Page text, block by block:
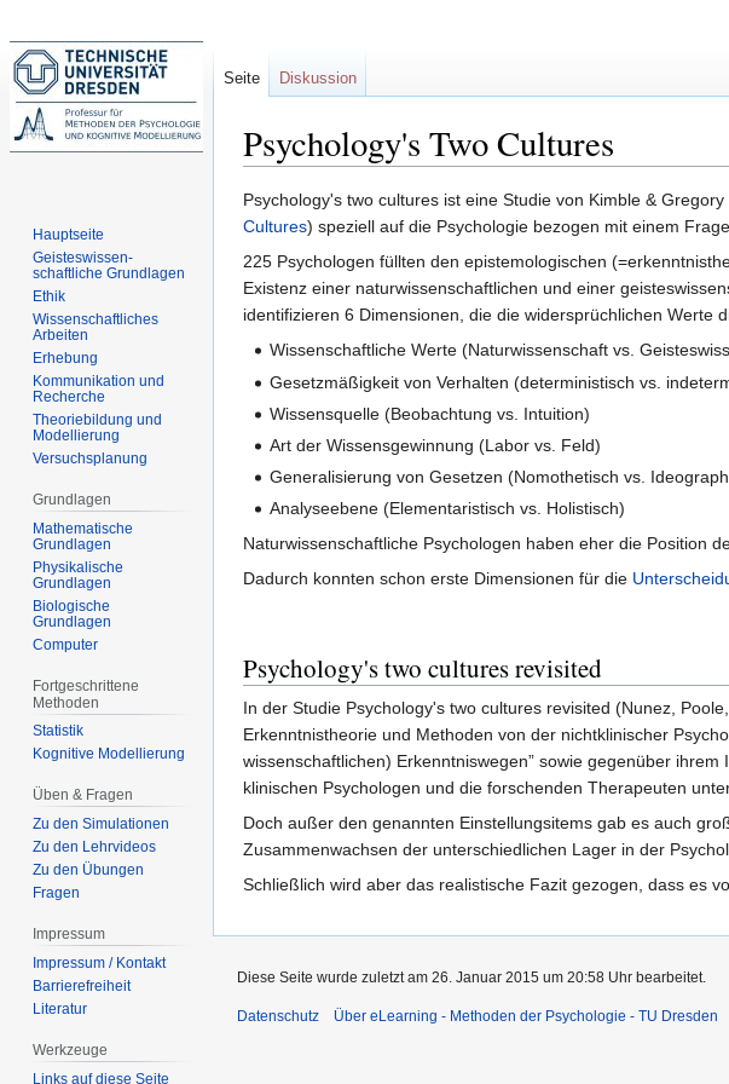
Psychology's Two Cultures
Zur
Navigation
springen
Zur
Suche
springen
Psychology's two cultures ist eine Studie von Kimble &
Cultures) speziell auf die Psychologie bezogen mit einem
225 Psychologen füllten den epistemologischen
Existenz einer naturwissenschaftlichen und einer
identifizieren 6 Dimensionen, die die widersprüchlichen Werte
Wissenschaftliche Werte (Naturwissenschaft vs.
Gesetzmäßigkeit von Verhalten (deterministisch vs.
Wissensquelle (Beobachtung vs. Intuition)
Art der Wissensgewinnung (Labor vs. Feld)
Generalisierung von Gesetzen (Nomothetisch vs.
Analyseebene (Elementaristisch vs. Holistisch)
Naturwissenschaftliche Psychologen haben eher die Position
Dadurch konnten schon erste Dimensionen für die
Psychology's two cultures revisited
In der Studie Psychology's two cultures revisited (Nunez,
Erkenntnistheorie und Methoden von der nichtklinischer
wissenschaftlichen) Erkenntniswegen” sowie gegenüber
klinischen Psychologen und die forschenden Therapeuten
Doch außer den genannten Einstellungsitems gab es auch
Zusammenwachsen der unterschiedlichen Lager in der
Schließlich wird aber das realistische Fazit gezogen, dass es
Seite Diskussion
Hauptseite
Geisteswissen-
schaftliche Grundlagen
Ethik
Wissenschaftliches
Arbeiten
Erhebung
Kommunikation und
Recherche
Theoriebildung und
Modellierung
Versuchsplanung
Grundlagen
Mathematische
Grundlagen
Physikalische
Grundlagen
Biologische
Grundlagen
Computer
Fortgeschrittene
Methoden
Statistik
Kognitive Modellierung
Üben & Fragen
Zu den Simulationen
Zu den Lehrvideos
Zu den Übungen
Fragen
Impressum
Impressum / Kontakt
Barrierefreiheit
Literatur
Werkzeuge
Links auf diese Seite
Diese Seite wurde zuletzt am 26. Januar 2015 um 20:58 Uhr bearbeitet.
Datenschutz Über eLearning - Methoden der Psychologie - TU Dresden